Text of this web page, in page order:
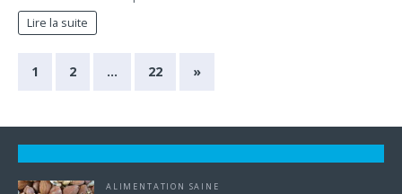
Lire la suite
1 2 … 22 »
ALIMENTATION SAINE